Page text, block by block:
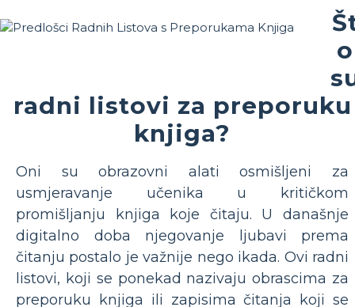
o
radni listovi za preporuku
knjiga?
Oni su obrazovni alati osmišljeni za
usmjeravanje učenika u kritičkom
promišljanju knjiga koje čitaju. U današnje
digitalno doba njegovanje ljubavi prema
čitanju postalo je važnije nego ikada. Ovi radni
listovi, koji se ponekad nazivaju obrascima za
preporuku knjiga ili zapisima čitanja koji se